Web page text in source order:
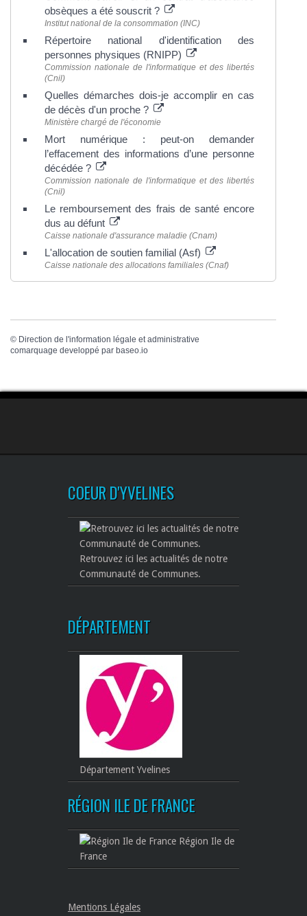
obsèques a été souscrit ?
Institut national de la consommation (INC)
Répertoire national d'identification des
personnes physiques (RNIPP)
Commission nationale de l'informatique et des libertés
(Cnil)
Quelles démarches dois-je accomplir en cas
de décès d'un proche ?
Ministère chargé de l'économie
Mort numérique : peut-on demander
l’effacement des informations d’une personne
décédée ?
Commission nationale de l'informatique et des libertés
(Cnil)
Le remboursement des frais de santé encore
dus au défunt
Caisse nationale d'assurance maladie (Cnam)
L'allocation de soutien familial (Asf)
Caisse nationale des allocations familiales (Cnaf)
© Direction de l'information légale et administrative
comarquage developpé par baseo.io
COEUR D'YVELINES
Retrouvez ici les actualités de notre
Communauté de Communes.
DÉPARTEMENT
Département Yvelines
RÉGION ILE DE FRANCE
Région Ile de
France
Mentions Légales